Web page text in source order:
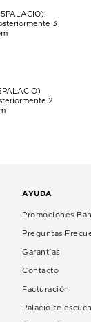
3
2
AYUDA
Promociones
Preguntas
Garantías
Contacto
Facturación
Palacio te